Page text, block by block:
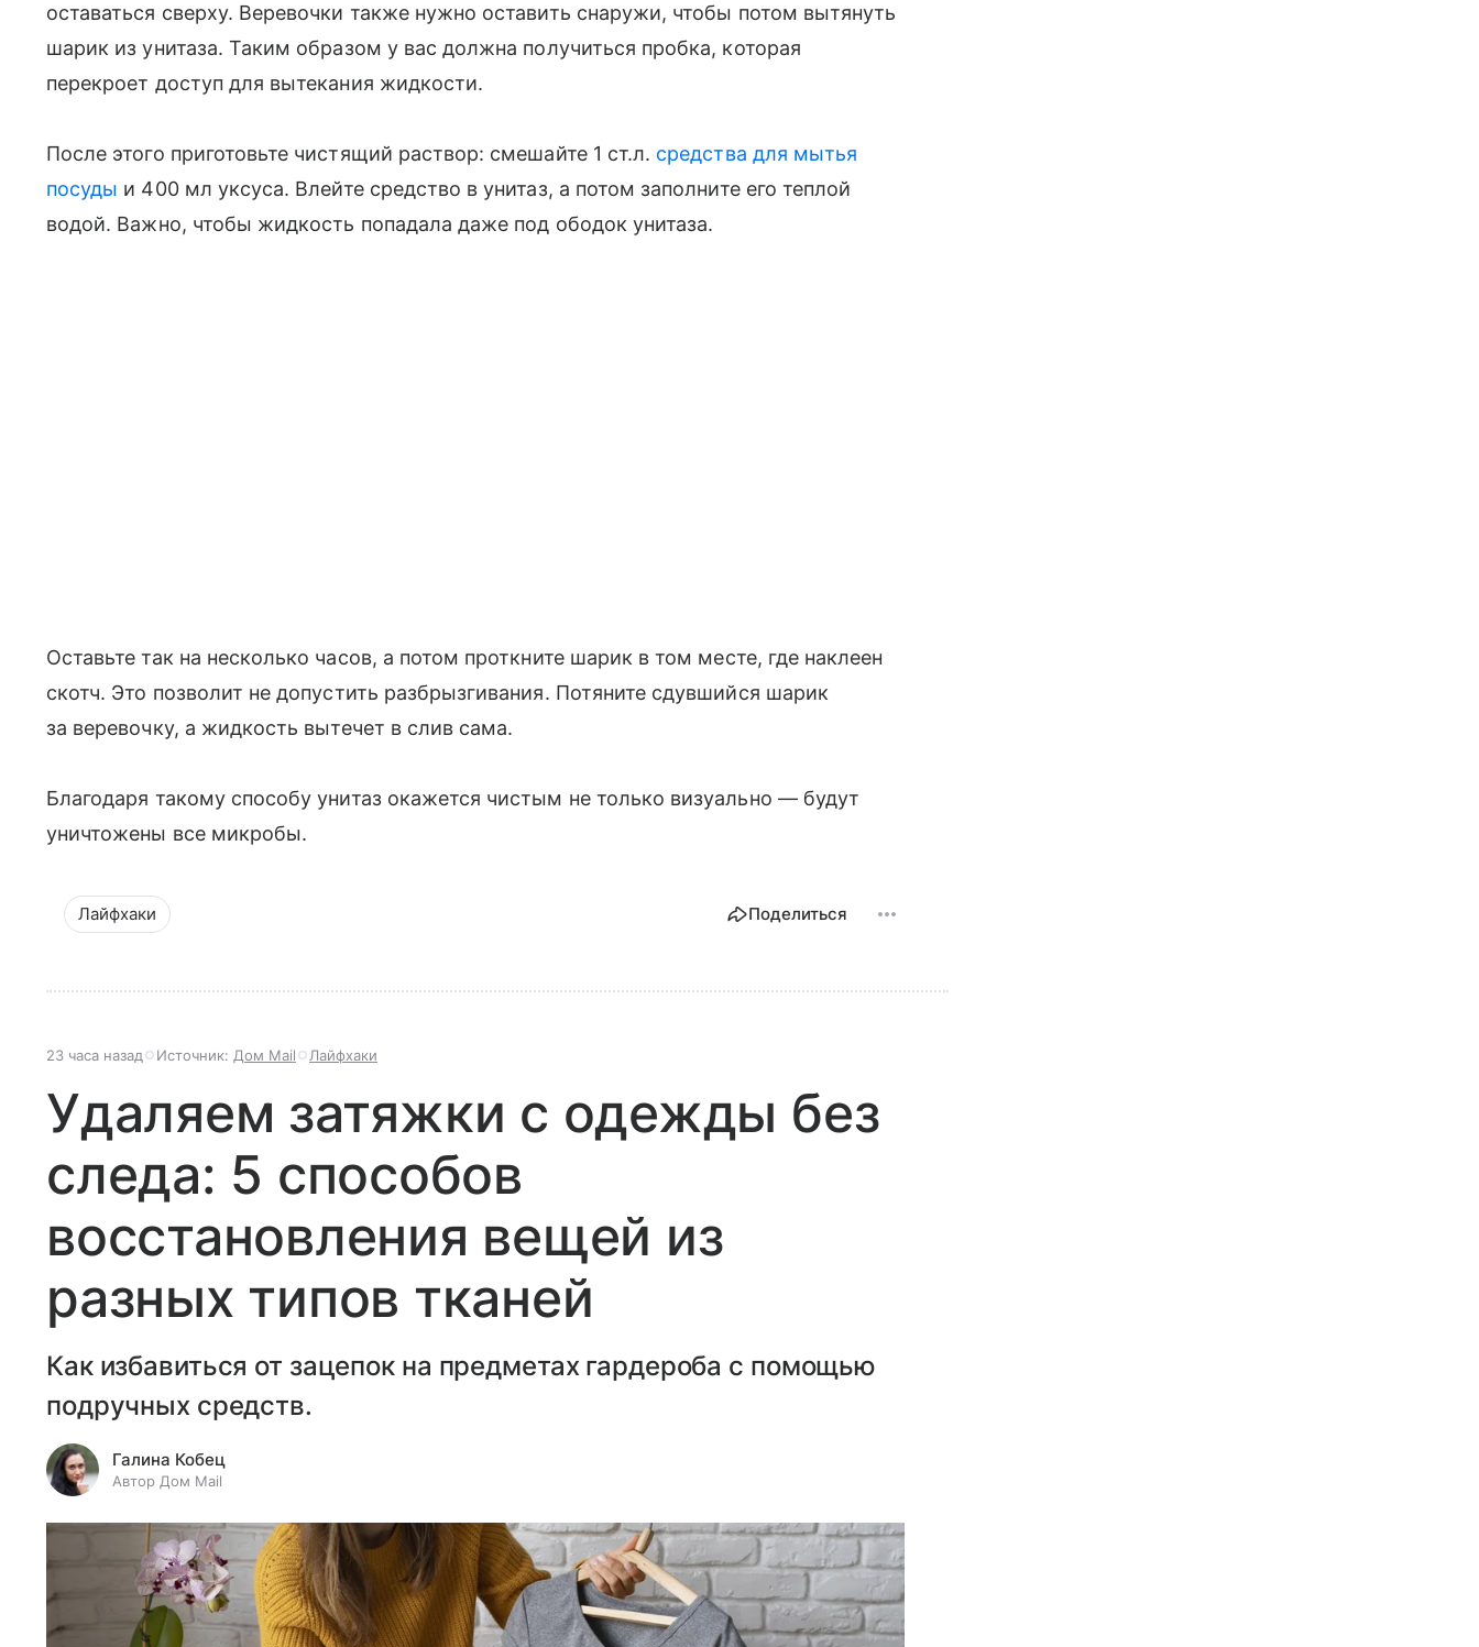
оставаться сверху. Веревочки также нужно оставить снаружи, чтобы потом вытянуть
шарик из унитаза. Таким образом у вас должна получиться пробка, которая
перекроет доступ для вытекания жидкости.
После этого приготовьте чистящий раствор: смешайте 1 ст.л. средства для мытья
посуды и 400 мл уксуса. Влейте средство в унитаз, а потом заполните его теплой
водой. Важно, чтобы жидкость попадала даже под ободок унитаза.
Оставьте так на несколько часов, а потом проткните шарик в том месте, где наклеен
скотч. Это позволит не допустить разбрызгивания. Потяните сдувшийся шарик
за веревочку, а жидкость вытечет в слив сама.
Благодаря такому способу унитаз окажется чистым не только визуально — будут
уничтожены все микробы.
Лайфхаки Поделиться
23 часа назад Источник: Дом Mail Лайфхаки
Удаляем затяжки с одежды без
следа: 5 способов
восстановления вещей из
разных типов тканей
Как избавиться от зацепок на предметах гардероба с помощью
подручных средств.
Галина Кобец
Автор Дом Mail